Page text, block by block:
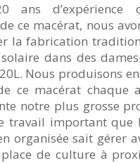
ans d’expérience
ce macérat, nous
la fabrication
dans des
Nous produisons
ce macérat chaque
notre plus grosse
travail important que
organisée sait gérer
de culture à